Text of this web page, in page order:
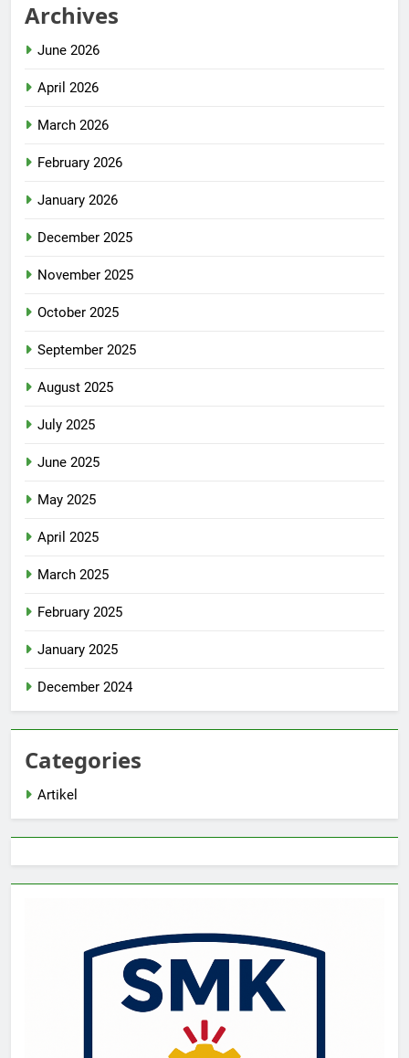
Archives
June 2026
April 2026
March 2026
February 2026
January 2026
December 2025
November 2025
October 2025
September 2025
August 2025
July 2025
June 2025
May 2025
April 2025
March 2025
February 2025
January 2025
December 2024
Categories
Artikel